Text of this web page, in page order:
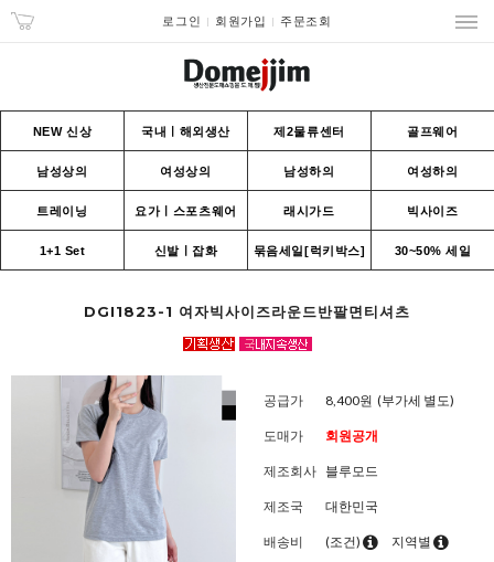
로그인 회원가입 주문조회
NEW 신상 국내ㅣ해외생산 제2물류센터 골프웨어
남성상의 여성상의 남성하의 여성하의
트레이닝 요가ㅣ스포츠웨어 래시가드 빅사이즈
1+1 Set 신발ㅣ잡화 묶음세일[럭키박스] 30~50% 세일
DGI1823-1 여자빅사이즈라운드반팔면티셔츠
공급가 8,400원 (부가세 별도)
도매가 회원공개
제조회사 블루모드
제조국 대한민국
배송비 (조건) 지역별